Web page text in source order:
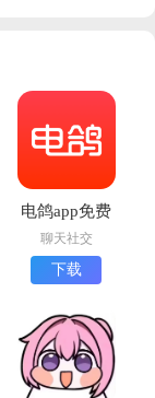
电鸽app免费
下载正版
聊天社交
下载